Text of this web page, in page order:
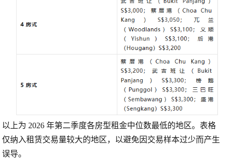
以上为 2026 年第二季度各房型租金中位数最低的地区。表格
仅纳入租赁交易量较大的地区，以避免因交易样本过少而产生
误导。